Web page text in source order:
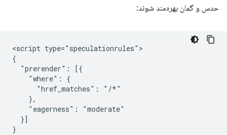
حدس و گمان بهره‌مند شوند:
<script type="speculationrules">
{
  "prerender": [{
    "where": {
      "href_matches": "/*"
    },
    "eagerness": "moderate"
  }]
}